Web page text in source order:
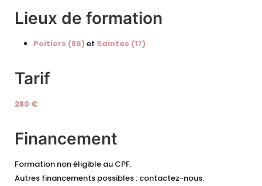
Lieux de formation
Poitiers (86) et Saintes (17)
Tarif
280 €
Financement
Formation non éligible au CPF.
Autres financements possibles : contactez-nous.